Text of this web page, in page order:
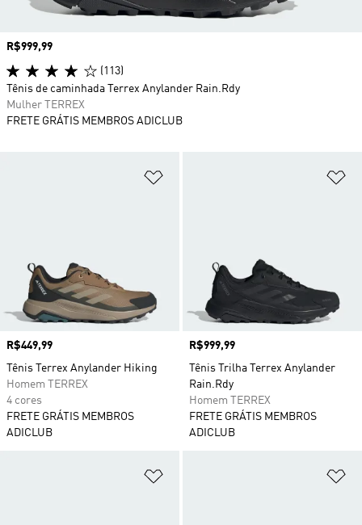
Preço
R$449,99
Tênis Terrex Anylander Hiking
Homem TERREX
4 cores
FRETE GRÁTIS MEMBROS
ADICLUB
Preço
R$999,99
Tênis Trilha Terrex Anylander
Rain.Rdy
Homem TERREX
FRETE GRÁTIS MEMBROS
ADICLUB
Preço
R$999,99
(113)
Tênis de caminhada Terrex Anylander Rain.Rdy
Mulher TERREX
FRETE GRÁTIS MEMBROS ADICLUB